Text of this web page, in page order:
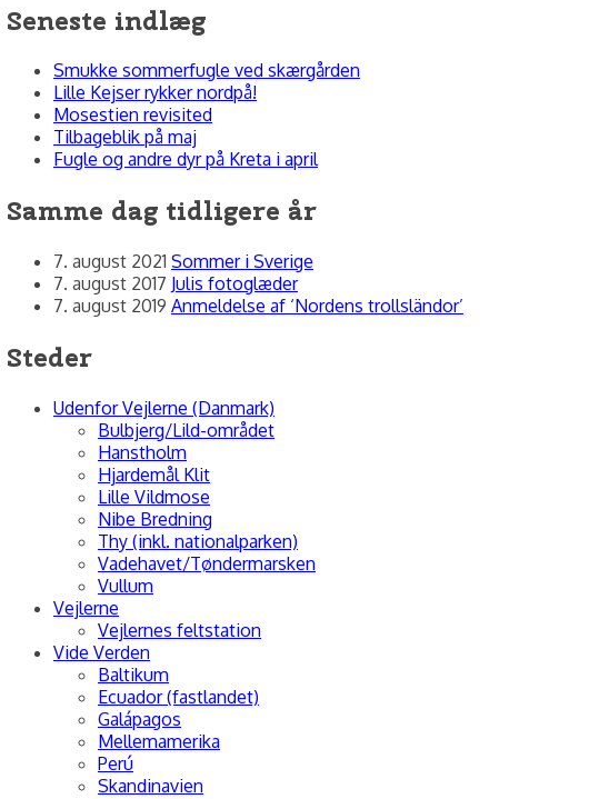
Seneste indlæg
Smukke sommerfugle ved skærgården
Lille Kejser rykker nordpå!
Mosestien revisited
Tilbageblik på maj
Fugle og andre dyr på Kreta i april
Samme dag tidligere år
7. august 2021 Sommer i Sverige
7. august 2017 Julis fotoglæder
7. august 2019 Anmeldelse af ‘Nordens trollsländor’
Steder
Udenfor Vejlerne (Danmark)
Bulbjerg/Lild-området
Hanstholm
Hjardemål Klit
Lille Vildmose
Nibe Bredning
Thy (inkl. nationalparken)
Vadehavet/Tøndermarsken
Vullum
Vejlerne
Vejlernes feltstation
Vide Verden
Baltikum
Ecuador (fastlandet)
Galápagos
Mellemamerika
Perú
Skandinavien